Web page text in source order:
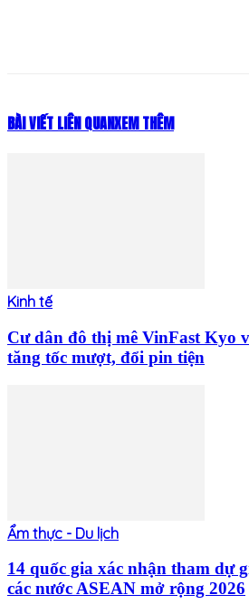
BÀI VIẾT LIÊN QUANXEM THÊM
Kinh tế
Cư dân đô thị mê VinFast Kyo
tăng tốc mượt, đổi pin tiện
Ẩm thực - Du lịch
14 quốc gia xác nhận tham dự
các nước ASEAN mở rộng 2026